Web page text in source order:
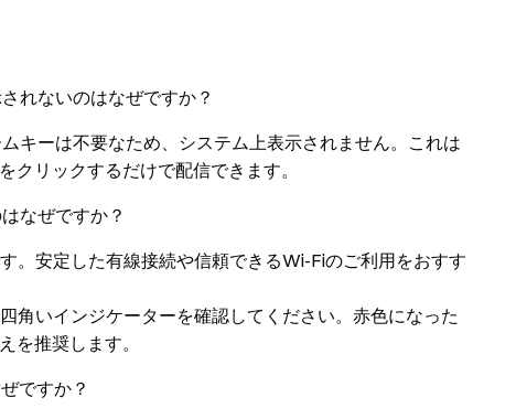
れないのはなぜですか？
キーは不要なため、システム上表示されません。これは
クリックするだけで配信できます。
なぜですか？
。安定した有線接続や信頼できるWi-Fiのご利用をおすす
角いインジケーターを確認してください。赤色になった
を推奨します。
ですか？